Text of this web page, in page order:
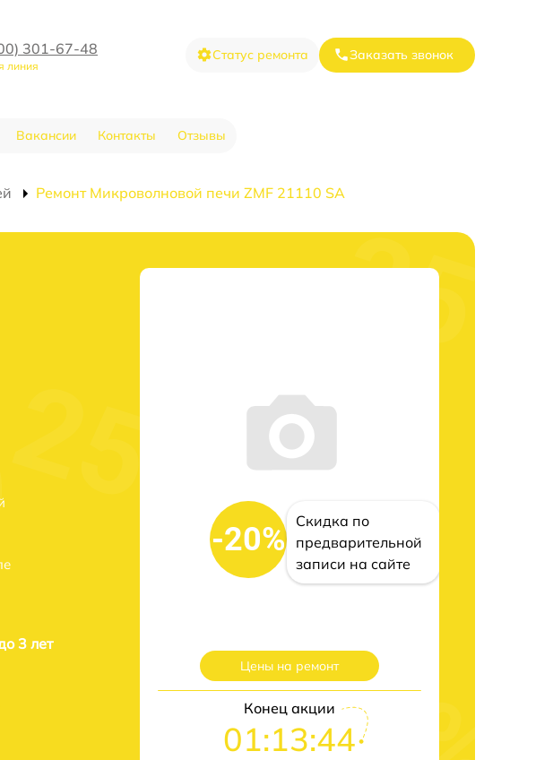
301-67-48
линия
Статус ремонта Заказать звонок
Вакансии Контакты Отзывы
Ремонт Микроволновой печи ZMF 21110 SA
3 лет
-20%
Скидка по
предварительной
записи на сайте
Цены на ремонт
Конец акции
01:13:43